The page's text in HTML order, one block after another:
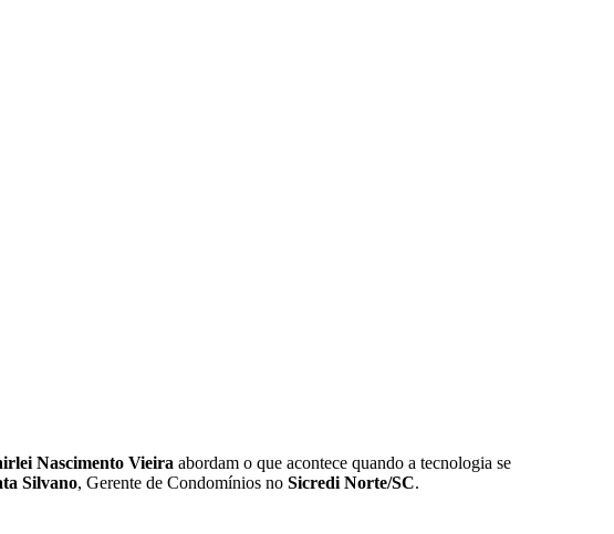
Nascimento Vieira abordam o que acontece quando a tecnologia se
Silvano, Gerente de Condomínios no Sicredi Norte/SC.